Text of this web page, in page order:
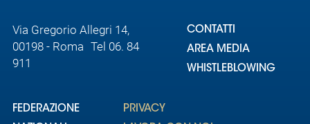
Via Gregorio Allegri 14,
00198 - Roma Tel 06. 84
911
CONTATTI
AREA MEDIA
WHISTLEBLOWING
FEDERAZIONE
PRIVACY